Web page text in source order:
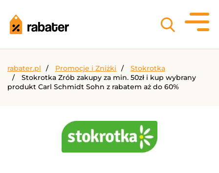
rabater.pl Promocje i Zniżki
Stokrotka
Stokrotka Zrób zakupy za min. 50zł i kup wybrany
produkt Carl Schmidt Sohn z rabatem aż do 60%